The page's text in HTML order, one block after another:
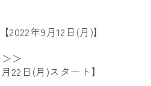
年9月12日(月)】
＞
22日(月)スタート】